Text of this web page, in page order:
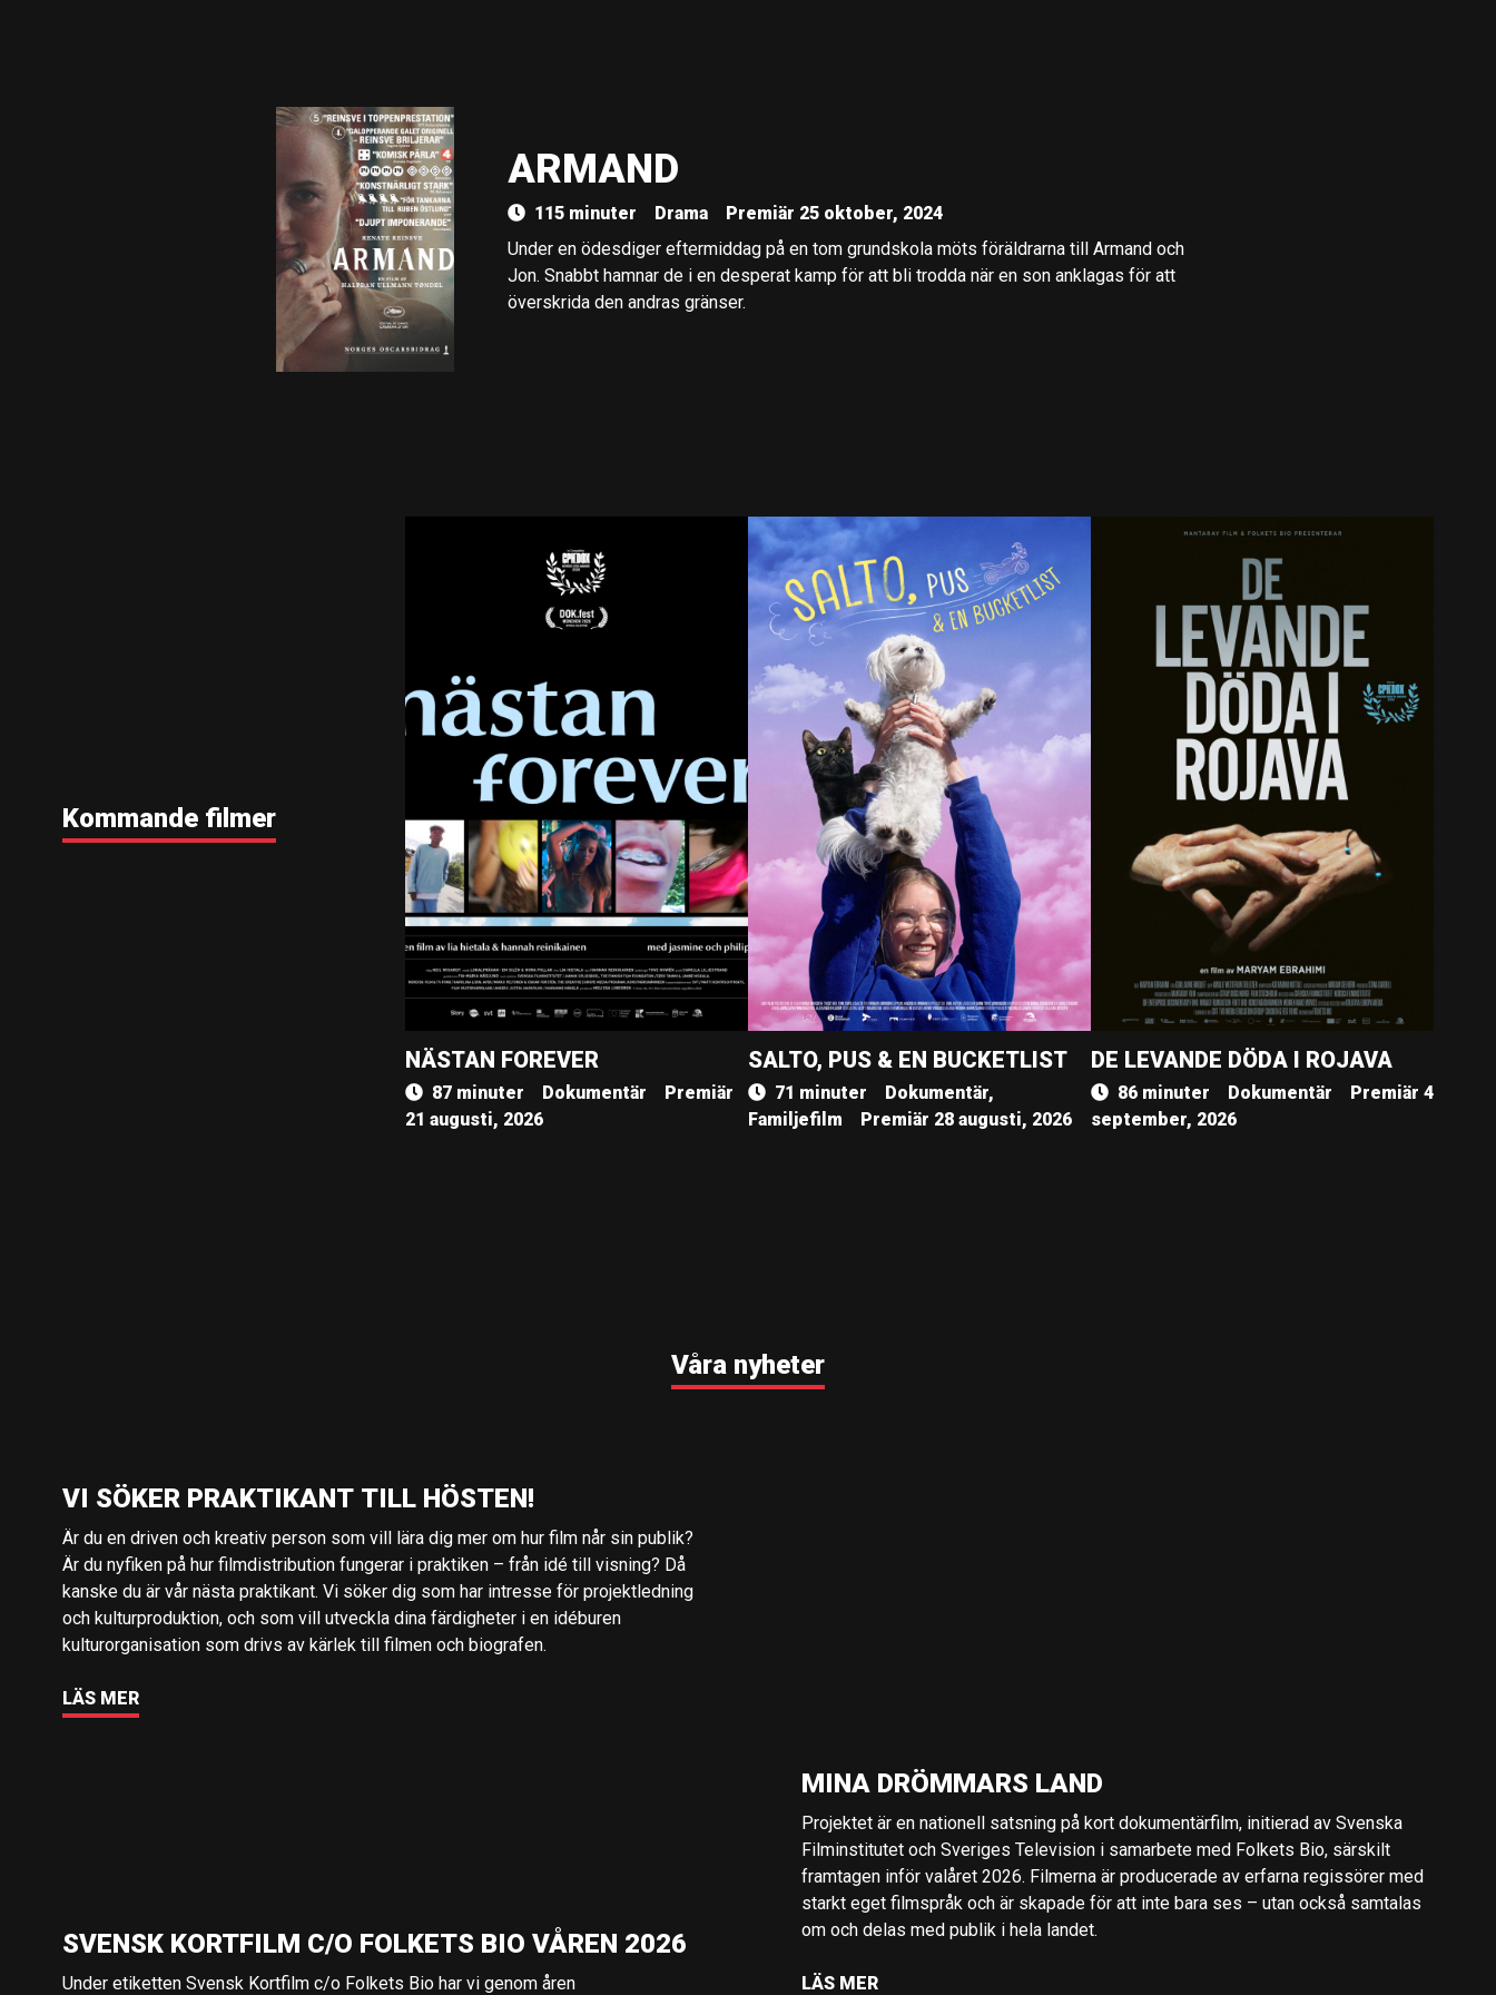
ARMAND
115 minuter Drama
Premiär 25 oktober, 2024
Under en ödesdiger eftermiddag på en tom grundskola möts föräldrarna till Armand och
Jon. Snabbt hamnar de i en desperat kamp för att bli trodda när en son anklagas för att
överskrida den andras gränser.
Kommande filmer
NÄSTAN FOREVER
87 minuter Dokumentär
Premiär
21 augusti, 2026
SALTO, PUS & EN BUCKETLIST
71 minuter
Dokumentär,
Familjefilm
Premiär 28 augusti, 2026
DE LEVANDE DÖDA I ROJAVA
86 minuter Dokumentär
Premiär 4
september, 2026
Våra nyheter
VI SÖKER PRAKTIKANT TILL HÖSTEN!
Är du en driven och kreativ person som vill lära dig mer om hur film når sin publik?
Är du nyfiken på hur filmdistribution fungerar i praktiken – från idé till visning? Då
kanske du är vår nästa praktikant. Vi söker dig som har intresse för projektledning
och kulturproduktion, och som vill utveckla dina färdigheter i en idéburen
kulturorganisation som drivs av kärlek till filmen och biografen.
LÄS MER
MINA DRÖMMARS LAND
Projektet är en nationell satsning på kort dokumentärfilm, initierad av Svenska
Filminstitutet och Sveriges Television i samarbete med Folkets Bio, särskilt
framtagen inför valåret 2026. Filmerna är producerade av erfarna regissörer med
starkt eget filmspråk och är skapade för att inte bara ses – utan också samtalas
om och delas med publik i hela landet.
LÄS MER
SVENSK KORTFILM C/O FOLKETS BIO VÅREN 2026
Under etiketten Svensk Kortfilm c/o Folkets Bio har vi genom åren